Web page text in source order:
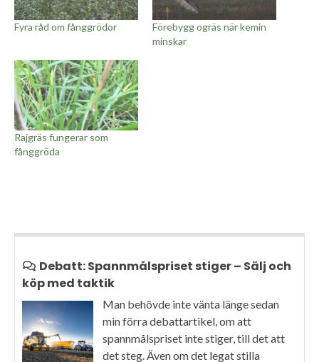
Fyra råd om fånggrödor
Förebygg ogräs när kemin
minskar
Rajgräs fungerar som
fånggröda
Debatt: Spannmålspriset stiger – Sälj och
köp med taktik
Man behövde inte vänta länge sedan
min förra debattartikel, om att
spannmålspriset inte stiger, till det att
det steg. Även om det legat stilla